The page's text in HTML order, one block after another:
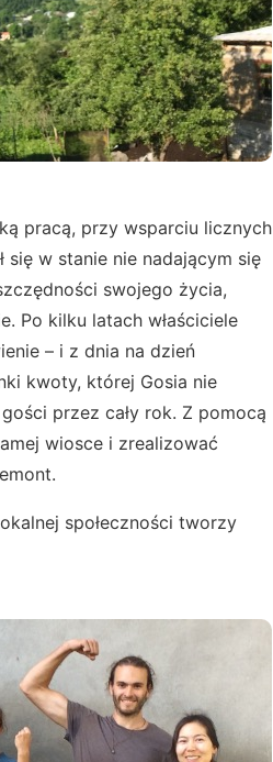
pracą, przy wsparciu licznych
w stanie nie nadającym się
swojego życia,
Po kilku latach właściciele
– i z dnia na dzień
kwoty, której Gosia nie
przez cały rok. Z pomocą
wiosce i zrealizować
społeczności tworzy